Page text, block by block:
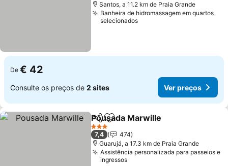
Santos, a 11.2 km de Praia Grande
Banheira de hidromassagem em quartos
selecionados
De € 42
Consulte os preços de 2 sites Ver preços
PartilharAdicionar aos favoritos
Pousada Marwille
3 Estrelas
7,4
474
Guarujá, a 17.3 km de Praia Grande
Assistência personalizada para passeios e
ingressos